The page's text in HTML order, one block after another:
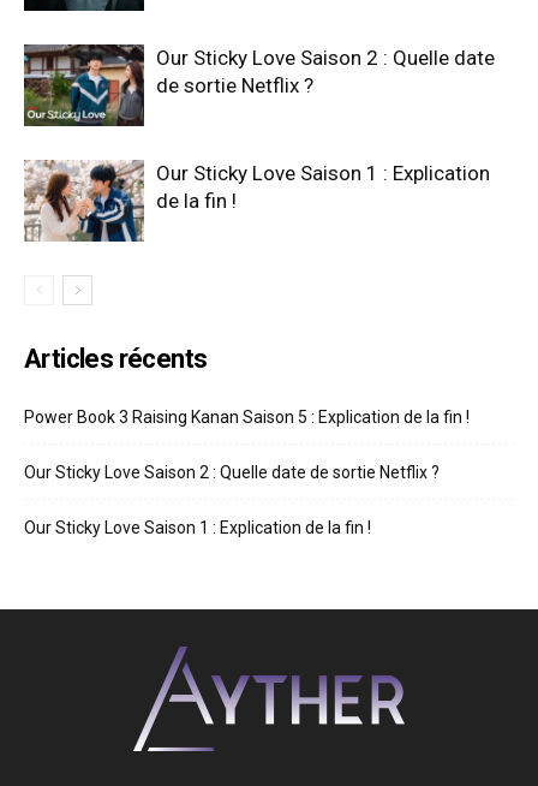
Our Sticky Love Saison 2 : Quelle date
de sortie Netflix ?
Our Sticky Love Saison 1 : Explication
de la fin !
Articles récents
Power Book 3 Raising Kanan Saison 5 : Explication de la fin !
Our Sticky Love Saison 2 : Quelle date de sortie Netflix ?
Our Sticky Love Saison 1 : Explication de la fin !